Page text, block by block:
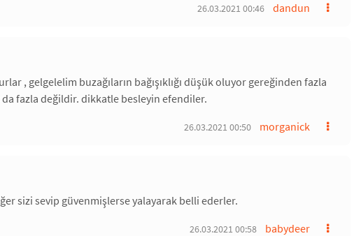
dandun
26.03.2021 00:46
, gelgelelim buzağıların bağışıklığı düşük oluyor gereğinden fazla
fazla değildir. dikkatle besleyin efendiler.
morganick
26.03.2021 00:50
sizi sevip güvenmişlerse yalayarak belli ederler.
babydeer
26.03.2021 00:58